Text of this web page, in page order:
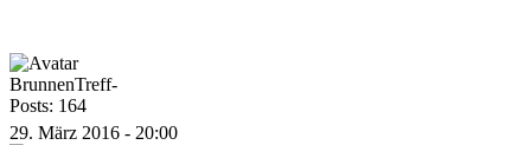
BrunnenTreff-
Posts: 164
29. März 2016 - 20:00